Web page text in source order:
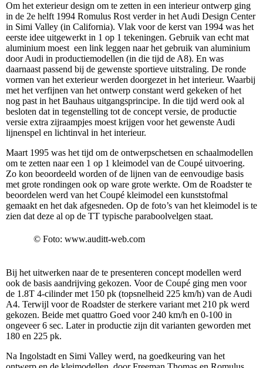
Om het exterieur design om te zetten in een interieur ontwerp ging
in de 2e helft 1994 Romulus Rost verder in het Audi Design Center
in Simi Valley (in California). Vlak voor de kerst van 1994 was het
eerste idee uitgewerkt in 1 op 1 tekeningen. Gebruik van echt mat
aluminium moest een link leggen naar het gebruik van aluminium
door Audi in productiemodellen (in die tijd de A8). En was
daarnaast passend bij de gewenste sportieve uitstraling. De ronde
vormen van het exterieur werden doorgezet in het interieur. Waarbij
met het verfijnen van het ontwerp constant werd gekeken of het
nog past in het Bauhaus uitgangsprincipe. In die tijd werd ook al
besloten dat in tegenstelling tot de concept versie, de productie
versie extra zijraampjes moest krijgen voor het gewenste Audi
lijnenspel en lichtinval in het interieur.
Maart 1995 was het tijd om de ontwerpschetsen en schaalmodellen
om te zetten naar een 1 op 1 kleimodel van de Coupé uitvoering.
Zo kon beoordeeld worden of de lijnen van de eenvoudige basis
met grote rondingen ook op ware grote werkte. Om de Roadster te
beoordelen werd van het Coupé kleimodel een kunststofmal
gemaakt en het dak afgesneden. Op de foto’s van het kleimodel is te
zien dat deze al op de TT typische paraboolvelgen staat.
© Foto: www.auditt-web.com
Bij het uitwerken naar de te presenteren concept modellen werd
ook de basis aandrijving gekozen. Voor de Coupé ging men voor
de 1.8T 4-cilinder met 150 pk (topsnelheid 225 km/h) van de Audi
A4. Terwijl voor de Roadster de sterkere variant met 210 pk werd
gekozen. Beide met quattro Goed voor 240 km/h en 0-100 in
ongeveer 6 sec. Later in productie zijn dit varianten geworden met
180 en 225 pk.
Na Ingolstadt en Simi Valley werd, na goedkeuring van het